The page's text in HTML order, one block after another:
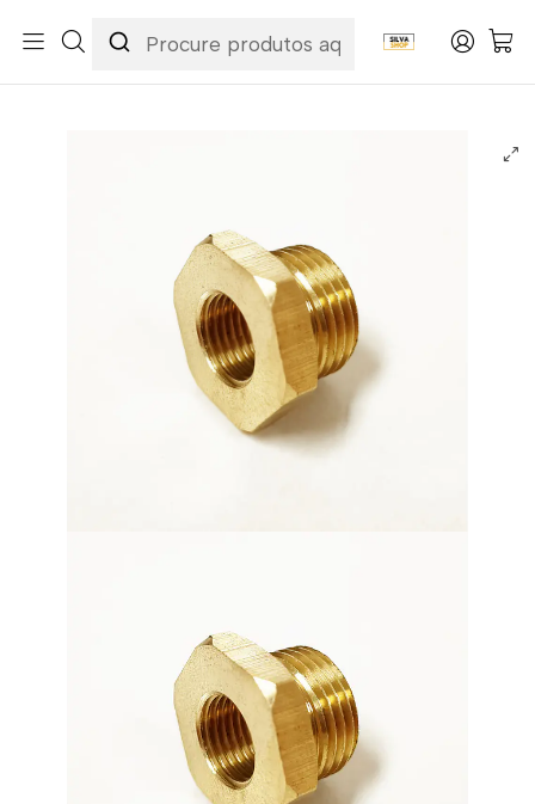
Acessórios & Personalização
Escapes / Ponteiras
IXIL Lamda Connector